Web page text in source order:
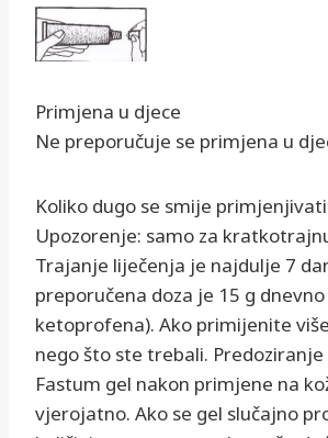
Primjena u djece
Ne preporučuje se primjena u
Koliko dugo se smije
Upozorenje: samo za
Trajanje liječenja je najdulje 7
preporučena doza je 15 g
ketoprofena). Ako primijenite
nego što ste trebali.
Fastum gel nakon primjene na
vjerojatno. Ako se gel slučajno